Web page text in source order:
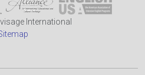
International